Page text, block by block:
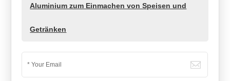
Aluminium zum Einmachen von Speisen und
Getränken